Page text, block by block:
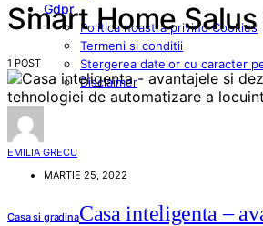
Gdpr
Politica noastra privind Cookies
Termeni si conditii
Stergerea datelor cu caracter
Disclaimer
Smart Home
1 POST
EMILIA GRECU
MARTIE 25, 2022
Casa si gradinaCasa inteligenta –